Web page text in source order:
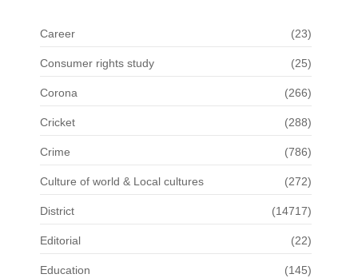
Career (23)
Consumer rights study (25)
Corona (266)
Cricket (288)
Crime (786)
Culture of world & Local cultures (272)
District (14717)
Editorial (22)
Education (145)